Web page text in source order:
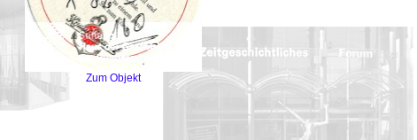
Zum Objekt